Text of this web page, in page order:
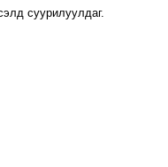
суурилуулдаг.